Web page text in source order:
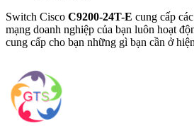
Switch Cisco C9200-24T-E cung cấp
mạng doanh nghiệp của bạn luôn hoạt
cung cấp cho bạn những gì bạn cần ở